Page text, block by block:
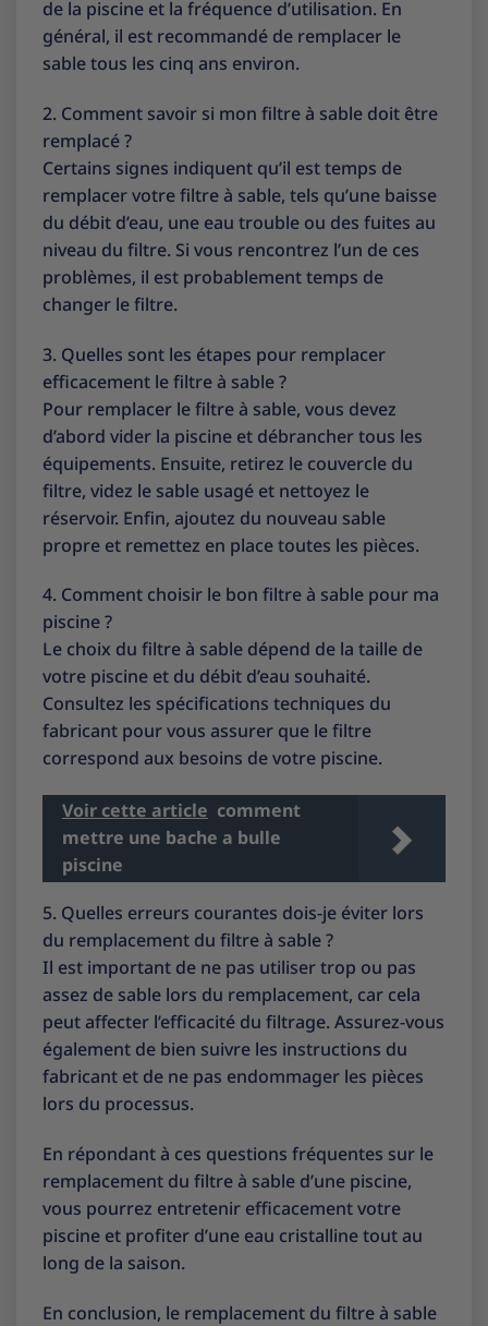
de la piscine et la fréquence d’utilisation. En
général, il est recommandé de remplacer le
sable tous les cinq ans environ.
2. Comment savoir si mon filtre à sable doit être
remplacé ?
Certains signes indiquent qu’il est temps de
remplacer votre filtre à sable, tels qu’une baisse
du débit d’eau, une eau trouble ou des fuites au
niveau du filtre. Si vous rencontrez l’un de ces
problèmes, il est probablement temps de
changer le filtre.
3. Quelles sont les étapes pour remplacer
efficacement le filtre à sable ?
Pour remplacer le filtre à sable, vous devez
d’abord vider la piscine et débrancher tous les
équipements. Ensuite, retirez le couvercle du
filtre, videz le sable usagé et nettoyez le
réservoir. Enfin, ajoutez du nouveau sable
propre et remettez en place toutes les pièces.
4. Comment choisir le bon filtre à sable pour ma
piscine ?
Le choix du filtre à sable dépend de la taille de
votre piscine et du débit d’eau souhaité.
Consultez les spécifications techniques du
fabricant pour vous assurer que le filtre
correspond aux besoins de votre piscine.
Voir cette article comment
mettre une bache a bulle
piscine
5. Quelles erreurs courantes dois-je éviter lors
du remplacement du filtre à sable ?
Il est important de ne pas utiliser trop ou pas
assez de sable lors du remplacement, car cela
peut affecter l’efficacité du filtrage. Assurez-vous
également de bien suivre les instructions du
fabricant et de ne pas endommager les pièces
lors du processus.
En répondant à ces questions fréquentes sur le
remplacement du filtre à sable d’une piscine,
vous pourrez entretenir efficacement votre
piscine et profiter d’une eau cristalline tout au
long de la saison.
En conclusion, le remplacement du filtre à sable